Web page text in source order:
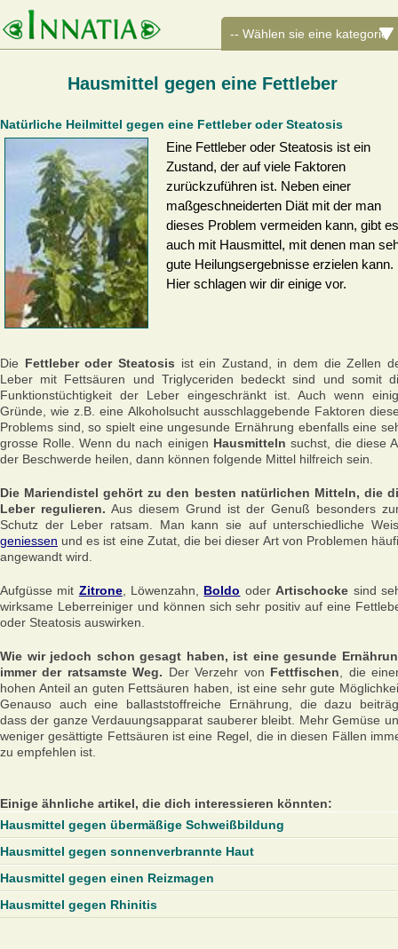
Hausmittel gegen eine Fettleber
Natürliche Heilmittel gegen eine Fettleber oder Steatosis
Eine Fettleber oder Steatosis ist ein
Zustand, der auf viele Faktoren
zurückzuführen ist. Neben einer
maßgeschneiderten Diät mit der man
dieses Problem vermeiden kann, gibt es
auch mit Hausmittel, mit denen man
gute Heilungsergebnisse erzielen kann.
Hier schlagen wir dir einige vor.
Die Fettleber oder Steatosis ist ein Zustand, in dem die Zellen
Leber mit Fettsäuren und Triglyceriden bedeckt sind und somit
Funktionstüchtigkeit der Leber eingeschränkt ist. Auch wenn
Gründe, wie z.B. eine Alkoholsucht ausschlaggebende Faktoren
Problems sind, so spielt eine ungesunde Ernährung ebenfalls eine
grosse Rolle. Wenn du nach einigen Hausmitteln suchst, die diese
der Beschwerde heilen, dann können folgende Mittel hilfreich sein.
Die Mariendistel gehört zu den besten natürlichen Mitteln, die
Leber regulieren. Aus diesem Grund ist der Genuß besonders
Schutz der Leber ratsam. Man kann sie auf unterschiedliche
geniessen und es ist eine Zutat, die bei dieser Art von Problemen
angewandt wird.
Aufgüsse mit Zitrone, Löwenzahn, Boldo oderArtischocke sind
wirksame Leberreiniger und können sich sehr positiv auf eine
oder Steatosis auswirken.
Wie wir jedoch schon gesagt haben, ist eine gesunde
immer der ratsamste Weg. Der Verzehr von Fettfischen, die
hohen Anteil an guten Fettsäuren haben, ist eine sehr gute
Genauso auch eine ballaststoffreiche Ernährung, die dazu
dass der ganze Verdauungsapparat sauberer bleibt. Mehr Gemüse
weniger gesättigte Fettsäuren ist eine Regel, die in diesen Fällen
zu empfehlen ist.
Einige ähnliche artikel, die dich interessieren könnten:
Hausmittel gegen übermäßige Schweißbildung
Hausmittel gegen sonnenverbrannte Haut
Hausmittel gegen einen Reizmagen
Hausmittel gegen Rhinitis